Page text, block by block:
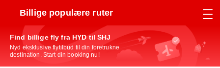
Billige populære ruter
Find billige fly fra HYD til SHJ
Nyd eksklusive flytilbud til din foretrukne
destination. Start din booking nu!